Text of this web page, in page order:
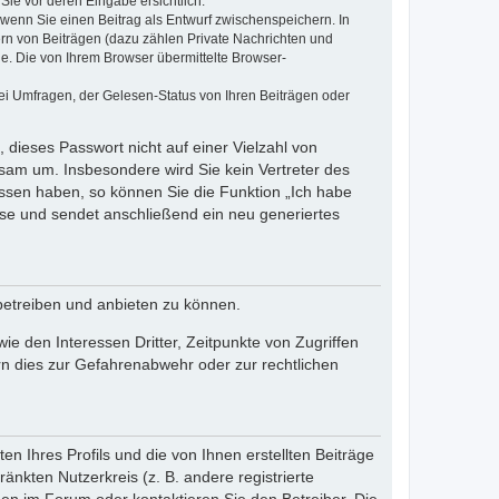
Sie einen Beitrag als Entwurf zwischenspeichern. In
von Beiträgen (dazu zählen Private Nachrichten und
Die von Ihrem Browser übermittelte Browser-
Umfragen, der Gelesen-Status von Ihren Beiträgen oder
Passwort nicht auf einer Vielzahl von
um. Insbesondere wird Sie kein Vertreter des
haben, so können Sie die Funktion „Ich habe
und sendet anschließend ein neu generiertes
und anbieten zu können.
den Interessen Dritter, Zeitpunkte von Zugriffen
dies zur Gefahrenabwehr oder zur rechtlichen
Ihres Profils und die von Ihnen erstellten Beiträge
Nutzerkreis (z. B. andere registrierte